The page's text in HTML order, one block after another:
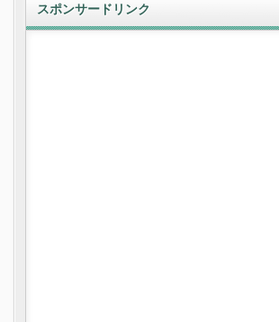
スポンサードリンク